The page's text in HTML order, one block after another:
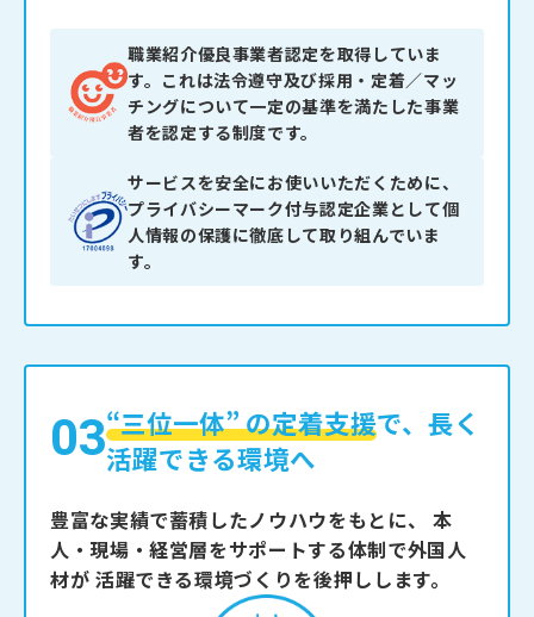
職業紹介優良事業者認定を取得していま
す。これは法令遵守及び採用・定着／マッ
チングについて一定の基準を満たした事業
者を認定する制度です。
サービスを安全にお使いいただくために、
プライバシーマーク付与認定企業として個
人情報の保護に徹底して取り組んでいま
す。
03“三位一体” の定着支援で、長く
活躍できる環境へ
豊富な実績で蓄積したノウハウをもとに、
本
人・現場・経営層をサポートする体制で外国人
材が 活躍できる環境づくりを後押しします。